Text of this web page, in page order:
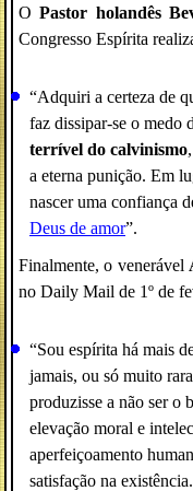
OPastor holandês
Congresso Espírita
“Adquiri a certeza de
faz dissipar-se o medo
terrível do calvinismo
a eterna punição. Em
nascer uma confiança
Deus de amor”.
Finalmente, o venerável
no Daily Mail de 1º de
“Sou espírita há mais
jamais, ou só muito
produzisse a não ser o
elevação moral e
aperfeiçoamento
satisfação na